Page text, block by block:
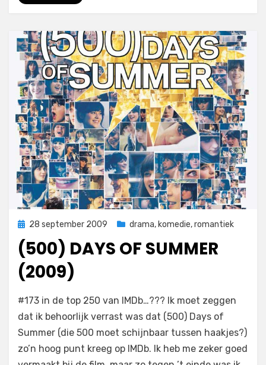
Geplaatst
op
28 september 2009 drama, komedie,romantiek
(500) DAYS OF SUMMER
(2009)
door Filmofiel.nl
Laat een reactie achter op
Days
of
Summer
(2009)
#173 in de top 250 van IMDb…??? Ik moet zeggen
dat ik behoorlijk verrast was dat (500) Days of
Summer (die 500 moet schijnbaar tussen haakjes?)
zo’n hoog punt kreeg op IMDb. Ik heb me zeker goed